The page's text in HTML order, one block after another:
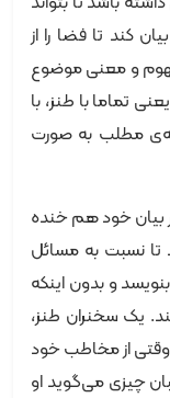
کند تا فضا را از
و معنی موضوع
تماما با طنز، با
مطلب به صورت
بیان خود هم خنده
نسبت به مسائل
و بدون اینکه
یک سخنران طنز،
از مخاطب خود
چیزی می‌گوید او